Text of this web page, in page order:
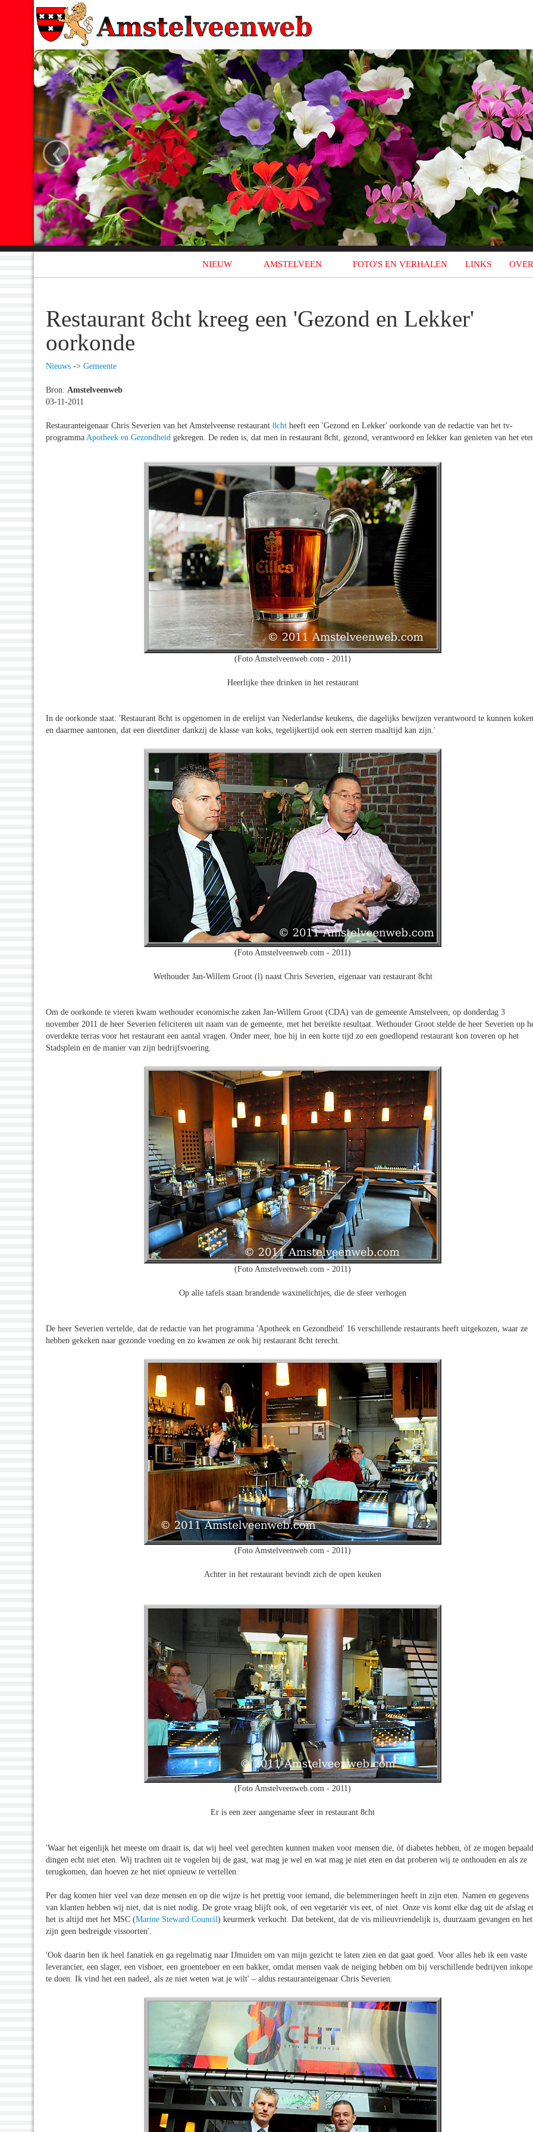
‹
NIEUW AMSTELVEEN FOTO'S EN VERHALEN LINKS
Restaurant 8cht kreeg een 'Gezond en Lekker'
oorkonde
Nieuws -> Gemeente
Bron: Amstelveenweb
03-11-2011
Restauranteigenaar Chris Severien van het Amstelveense restaurant 8cht heeft een 'Gezond en Lekker' oorkonde van de redactie van het tv-
programma Apotheek en Gezondheid gekregen. De reden is, dat men in restaurant 8cht, gezond, verantwoord en lekker kan genieten van het
(Foto Amstelveenweb.com - 2011)
Heerlijke thee drinken in het restaurant
In de oorkonde staat: 'Restaurant 8cht is opgenomen in de erelijst van Nederlandse keukens, die dagelijks bewijzen verantwoord te kunnen koken
en daarmee aantonen, dat een dieetdiner dankzij de klasse van koks, tegelijkertijd ook een sterren maaltijd kan zijn.'
(Foto Amstelveenweb.com - 2011)
Wethouder Jan-Willem Groot (l) naast Chris Severien, eigenaar van restaurant 8cht
Om de oorkonde te vieren kwam wethouder economische zaken Jan-Willem Groot (CDA) van de gemeente Amstelveen, op donderdag 3
november 2011 de heer Severien feliciteren uit naam van de gemeente, met het bereikte resultaat. Wethouder Groot stelde de heer Severien op
overdekte terras voor het restaurant een aantal vragen. Onder meer, hoe hij in een korte tijd zo een goedlopend restaurant kon toveren op het
Stadsplein en de manier van zijn bedrijfsvoering.
(Foto Amstelveenweb.com - 2011)
Op alle tafels staan brandende waxinelichtjes, die de sfeer verhogen
De heer Severien vertelde, dat de redactie van het programma 'Apotheek en Gezondheid' 16 verschillende restaurants heeft uitgekozen, waar ze
hebben gekeken naar gezonde voeding en zo kwamen ze ook bij restaurant 8cht terecht.
(Foto Amstelveenweb.com - 2011)
Achter in het restaurant bevindt zich de open keuken
(Foto Amstelveenweb.com - 2011)
Er is een zeer aangename sfeer in restaurant 8cht
'Waar het eigenlijk het meeste om draait is, dat wij heel veel gerechten kunnen maken voor mensen die, òf diabetes hebben, òf ze mogen
dingen echt niet eten. Wij trachten uit te vogelen bij de gast, wat mag je wel en wat mag je niet eten en dat proberen wij te onthouden en als ze
terugkomen, dan hoeven ze het niet opnieuw te vertellen.
Per dag komen hier veel van deze mensen en op die wijze is het prettig voor iemand, die belemmeringen heeft in zijn eten. Namen en gegevens
van klanten hebben wij niet, dat is niet nodig. De grote vraag blijft ook, of een vegetariër vis eet, of niet. Onze vis komt elke dag uit de afslag
het is altijd met het MSC (Marine Steward Council) keurmerk verkocht. Dat betekent, dat de vis milieuvriendelijk is, duurzaam gevangen en het
zijn geen bedreigde vissoorten'.
'Ook daarin ben ik heel fanatiek en ga regelmatig naar IJmuiden om van mijn gezicht te laten zien en dat gaat goed. Voor alles heb ik een vaste
leverancier, een slager, een visboer, een groenteboer en een bakker, omdat mensen vaak de neiging hebben om bij verschillende bedrijven
te doen. Ik vind het een nadeel, als ze niet weten wat je wilt' – aldus restauranteigenaar Chris Severien.